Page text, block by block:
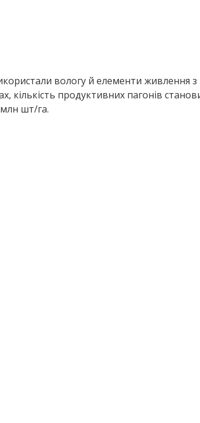
вологу й елементи живлення
кількість продуктивних пагонів
шт/га.